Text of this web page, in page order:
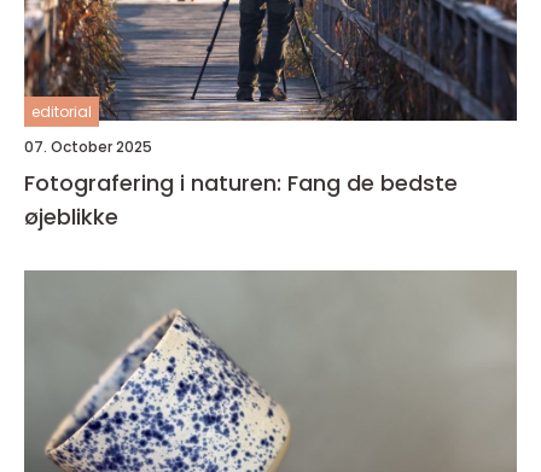
editorial
07. October 2025
Fotografering i naturen: Fang de bedste
øjeblikke